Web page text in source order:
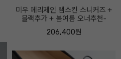
아메끄메이드 FF 메리제인 레더 스
니커즈 -오너추천- 시그니처디자
인-